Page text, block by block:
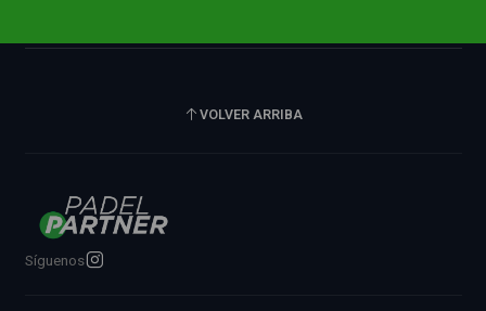
VOLVER ARRIBA
Síguenos